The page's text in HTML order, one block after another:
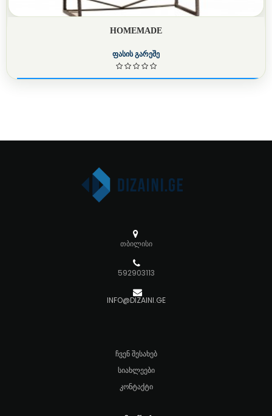
HOMEMADE
ფასის გარეშე
თბილისი
592903113
INFO@DIZAINI.GE
ᲩᲕᲔᲜ ᲨᲔᲡᲐᲮᲔᲑ
ᲡᲘᲐᲮᲚᲔᲔᲑᲘ
ᲙᲝᲜᲢᲐᲥᲢᲘ